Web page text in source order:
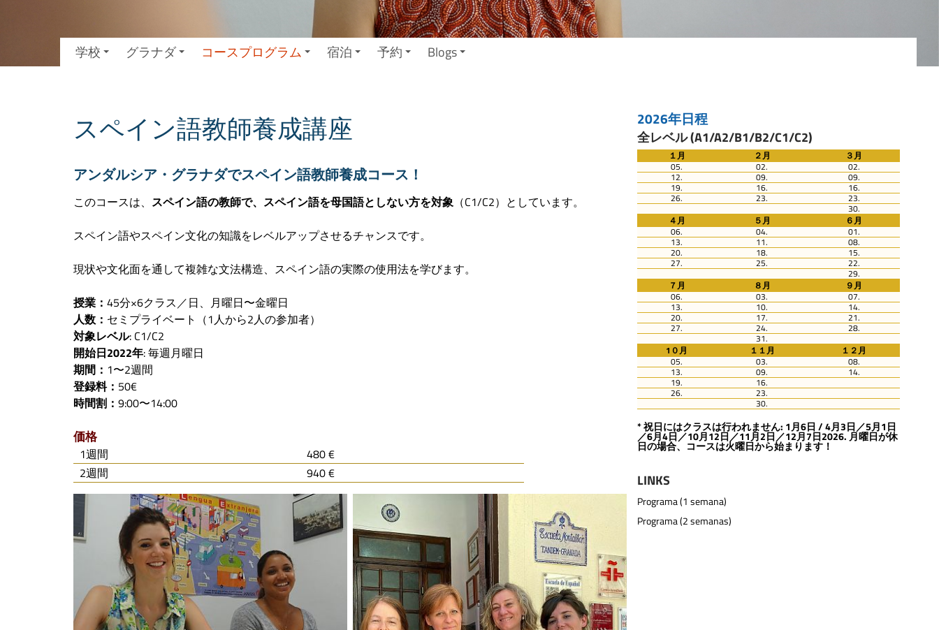
学校 グラナダ コースプログラム 宿泊 予約 Blogs
スペイン語教師養成講座
アンダルシア・グラナダでスペイン語教師養成コース！
このコースは、 スペイン語の教師で、スペイン語を母国語としない方を対象 （C1/C2）としています。
スペイン語やスペイン文化の知識をレベルアップさせるチャンスです。
現状や文化面を通して複雑な文法構造、スペイン語の実際の使用法を学びます。
授業：45分×6クラス／日、月曜日〜金曜日
人数： セミプライベート（1人から2人の参加者）
対象レベル: C1/C2
開始日2022年: 毎週月曜日
期間 ： 1〜2週間
登録料： 50€
時間割 ：9:00〜14:00
価格
1週間
480 €
2週間
940 €
2026年日程
全レベル (A1/A2/B1/B2/C1/C2)
１月 ２月
３月
05.
02. 02.
12. 09. 09.
19. 16. 16.
26. 23. 23.
30.
４月
５月
６月
06.
04. 01.
13. 11. 08.
20. 18. 15.
27. 25. 22.
29.
７月
８月
９月
06.
03. 07.
13. 10. 14.
20. 17. 21.
27. 24. 28.
31.
1０月
１１月
１２月
05.
03. 08.
13. 09. 14.
19. 16.
26. 23.
30.
* 祝日にはクラスは行われません: 1月6日 / 4月3日／5月1日
／6月4日／10月12日／11月2日／12月7日2026. 月曜日が休
日の場合、コースは火曜日から始まります！
LINKS
Programa (1 semana)
Programa (2 semanas)